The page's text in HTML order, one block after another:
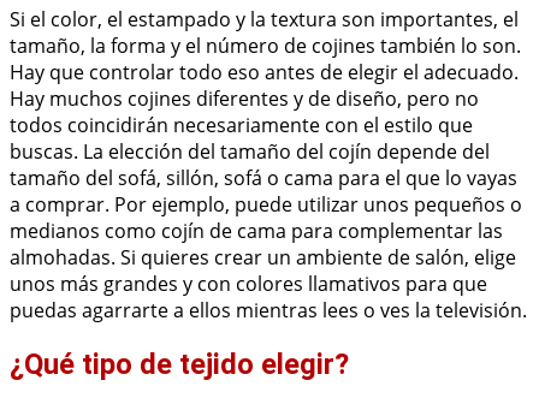
Si el color, el estampado y la textura son importantes, el
tamaño, la forma y el número de cojines también lo son.
Hay que controlar todo eso antes de elegir el adecuado.
Hay muchos cojines diferentes y de diseño, pero no
todos coincidirán necesariamente con el estilo que
buscas. La elección del tamaño del cojín depende del
tamaño del sofá, sillón, sofá o cama para el que lo vayas
a comprar. Por ejemplo, puede utilizar unos pequeños o
medianos como cojín de cama para complementar las
almohadas. Si quieres crear un ambiente de salón, elige
unos más grandes y con colores llamativos para que
puedas agarrarte a ellos mientras lees o ves la televisión.
¿Qué tipo de tejido elegir?